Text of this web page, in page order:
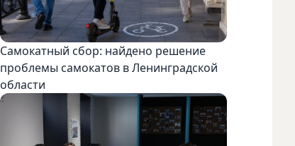
Самокатный сбор: найдено решение
проблемы самокатов в Ленинградской
области